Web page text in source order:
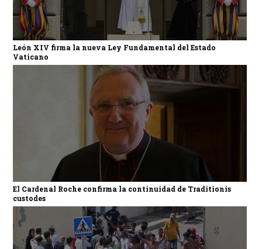
León XIV firma la nueva Ley Fundamental del Estado
Vaticano
El Cardenal Roche confirma la continuidad de Traditionis
custodes